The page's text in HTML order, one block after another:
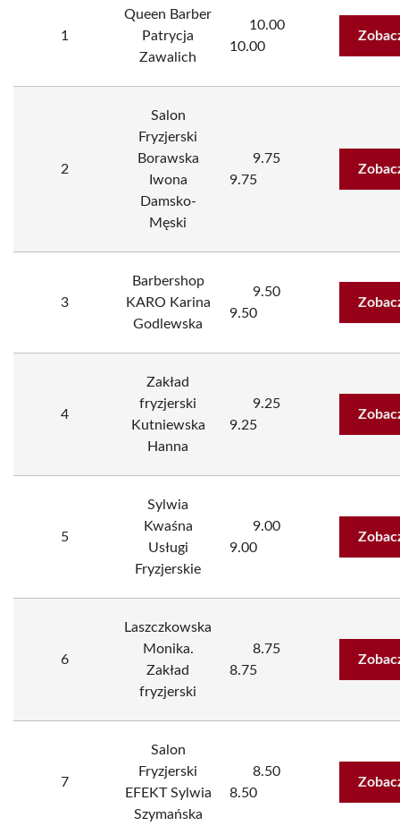
1
Queen Barber
Patrycja
Zawalich
10.00
10.00
2
Salon
Fryzjerski
Borawska
Iwona
Damsko-
Męski
9.75
9.75
3
Barbershop
KARO Karina
Godlewska
9.50
9.50
4
Zakład
fryzjerski
Kutniewska
Hanna
9.25
9.25
5
Sylwia
Kwaśna
Usługi
Fryzjerskie
9.00
9.00
6
Laszczkowska
Monika.
Zakład
fryzjerski
8.75
8.75
7
Salon
Fryzjerski
EFEKT Sylwia
Szymańska
8.50
8.50